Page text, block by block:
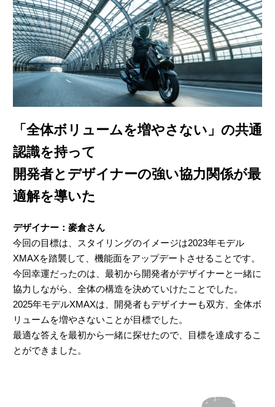
「全体ボリュームを増やさない」の共通
認識を持って
開発者とデザイナーの強い協力関係が最
適解を導いた
デザイナー：麥倉さん
今回の目標は、スタイリングのイメージは2023年モデル
XMAXを踏襲して、機能面をアップデートさせることです。
今回幸運だったのは、最初から開発者がデザイナーと一緒に
協力しながら、全体の構造を決めていけたことでした。
2025年モデルXMAXは、開発者もデザイナーも双方、全体ボ
リュームを増やさないことが目標でした。
最適な答えを最初から一緒に探せたので、目標を達成するこ
とができました。